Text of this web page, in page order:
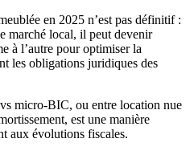
en 2025 n’est pas définitif :
marché local, il peut devenir
à l’autre pour optimiser la
les obligations juridiques des
micro-BIC, ou entre location nue
est une manière
aux évolutions fiscales.